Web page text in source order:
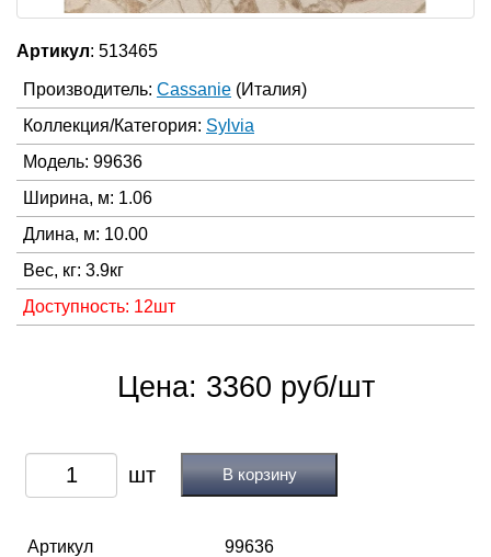
Артикул: 513465
Производитель: Cassanie (Италия)
Коллекция/Категория: Sylvia
Модель: 99636
Ширина, м: 1.06
Длина, м: 10.00
Вес, кг: 3.9кг
Доступность: 12шт
Цена: 3360 руб/шт
В корзину
Артикул
99636